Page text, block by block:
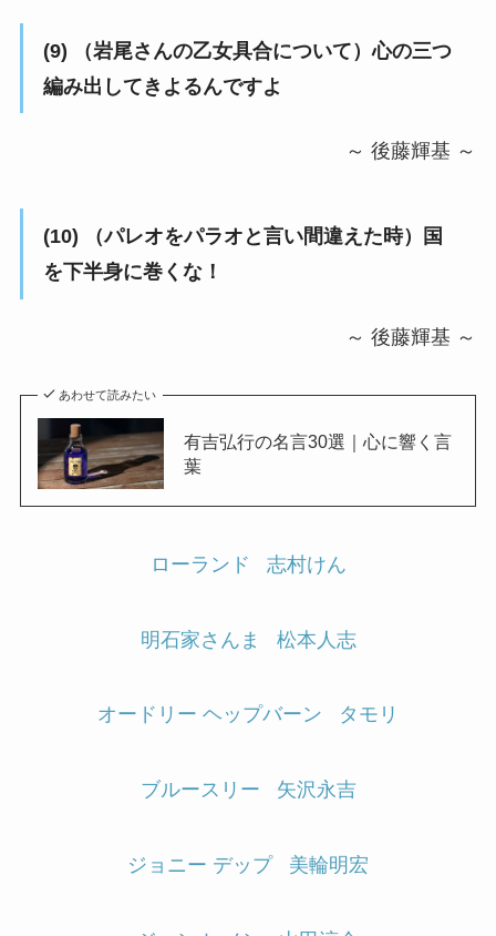
(9) （岩尾さんの乙女具合について）心の三つ
編み出してきよるんですよ
～ 後藤輝基 ～
(10) （パレオをパラオと言い間違えた時）国
を下半身に巻くな！
～ 後藤輝基 ～
あわせて読みたい
有吉弘行の名言30選｜心に響く言
葉
ローランド 志村けん
明石家さんま 松本人志
オードリー ヘップバーン タモリ
ブルースリー 矢沢永吉
ジョニー デップ 美輪明宏